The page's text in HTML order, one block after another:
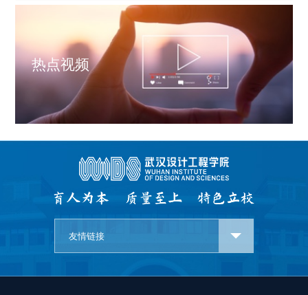
热点视频
友情链接